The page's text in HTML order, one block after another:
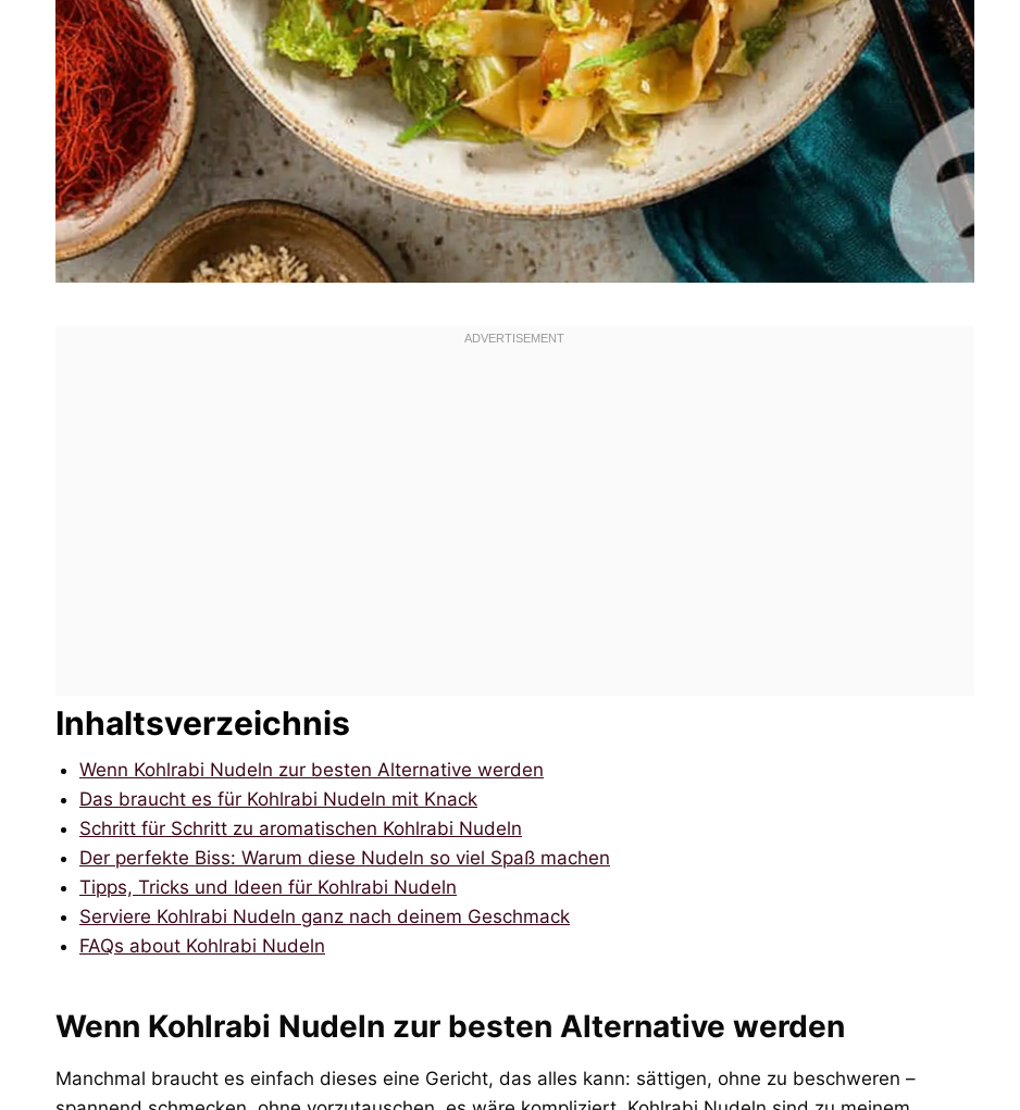
Inhaltsverzeichnis
Wenn Kohlrabi Nudeln zur besten Alternative werden
Das braucht es für Kohlrabi Nudeln mit Knack
Schritt für Schritt zu aromatischen Kohlrabi Nudeln
Der perfekte Biss: Warum diese Nudeln so viel Spaß machen
Tipps, Tricks und Ideen für Kohlrabi Nudeln
Serviere Kohlrabi Nudeln ganz nach deinem Geschmack
FAQs about Kohlrabi Nudeln
Wenn Kohlrabi Nudeln zur besten Alternative werden
Manchmal braucht es einfach dieses eine Gericht, das alles kann: sättigen, ohne zu beschweren –